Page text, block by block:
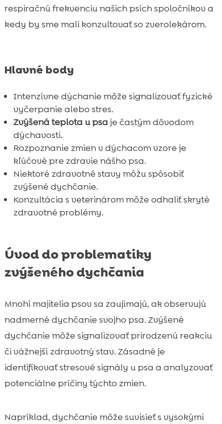
 Starostlivosť o citlivých psov
 Význam dentálnej starostlivosti
respiračnú frekvenciu našich psích spoločníkov a
kedy by sme mali konzultovať so zverolekárom.
Hlavné body
Intenzívne dýchanie môže signalizovať fyzické
vyčerpanie alebo stres.
Zvýšená teplota u psa je častým dôvodom
dýchavosti.
Rozpoznanie zmien v dýchacom vzore je
kľúčové pre zdravie nášho psa.
Niektoré zdravotné stavy môžu spôsobiť
zvýšené dychčanie.
Konzultácia s veterinárom môže odhaliť skryté
zdravotné problémy.
Úvod do problematiky
zvýšeného dychčania
Mnohí majitelia psov sa zaujímajú, ak observujú
nadmerné dychčanie svojho psa. Zvýšené
dychčanie môže signalizovať prirodzenú reakciu
či vážnejší zdravotný stav. Zásadné je
identifikovať stresové signály u psa a analyzovať
potenciálne príčiny týchto zmien.
Napríklad, dychčanie môže suvisieť s vysokými